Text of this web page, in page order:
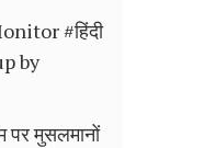
#हिंदी
by
पर मुसलमानों